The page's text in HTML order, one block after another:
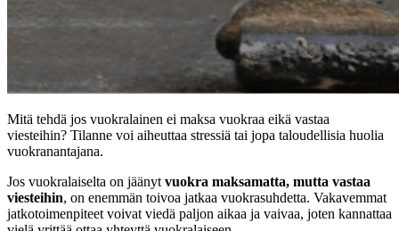
Mitä tehdä jos vuokralainen ei maksa vuokraa eikä vastaa
viesteihin? Tilanne voi aiheuttaa stressiä tai jopa taloudellisia huolia
vuokranantajana.
Jos vuokralaiselta on jäänyt vuokra maksamatta, mutta vastaa
viesteihin, on enemmän toivoa jatkaa vuokrasuhdetta. Vakavemmat
jatkotoimenpiteet voivat viedä paljon aikaa ja vaivaa, joten kannattaa